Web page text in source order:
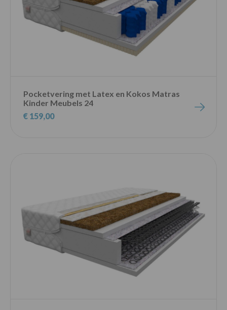
Pocketvering met Latex en Kokos Matras
Kinder Meubels 24
€ 159,00